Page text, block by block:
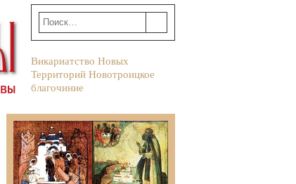
Викариатство Новых
Территорий Новотроицкое
благочиние